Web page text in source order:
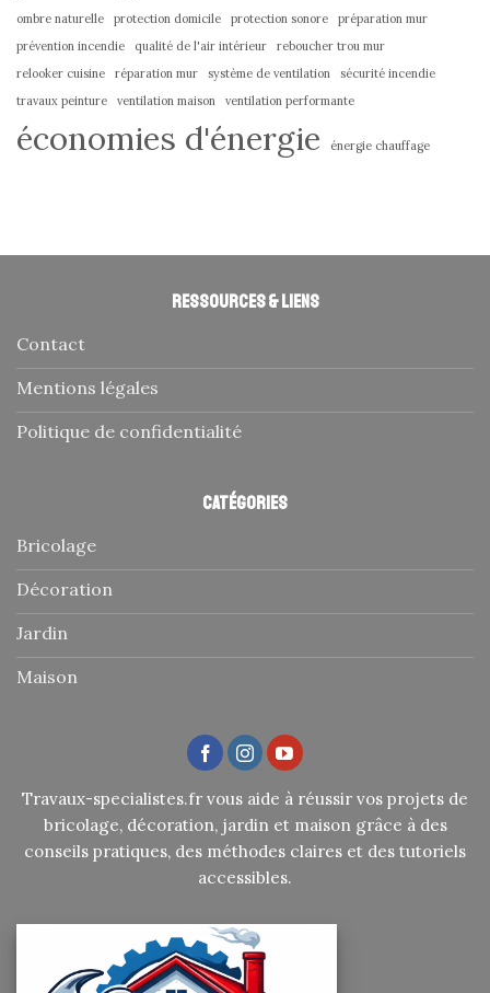
ombre naturelle protection domicile protection sonore
préparation mur
prévention incendie
qualité de l'air intérieur
reboucher trou mur
relooker cuisine
réparation mur système de ventilation
sécurité incendie
travaux peinture
ventilation maison ventilation performante
économies d'énergie énergie chauffage
Ressources & liens
Contact
Mentions légales
Politique de confidentialité
Catégories
Bricolage
Décoration
Jardin
Maison
Travaux-specialistes.fr vous aide à réussir vos projets de
bricolage, décoration, jardin et maison grâce à des
conseils pratiques, des méthodes claires et des tutoriels
accessibles.